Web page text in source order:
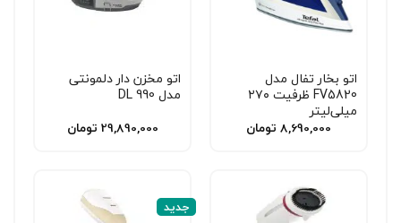
اتو بخار تفال مدل
FV5820 ظرفیت ۲۷۰
میلی‌لیتر
8,690,000 تومان
اتو مخزن دار دلمونتی
مدل DL 990
29,890,000 تومان
جدید